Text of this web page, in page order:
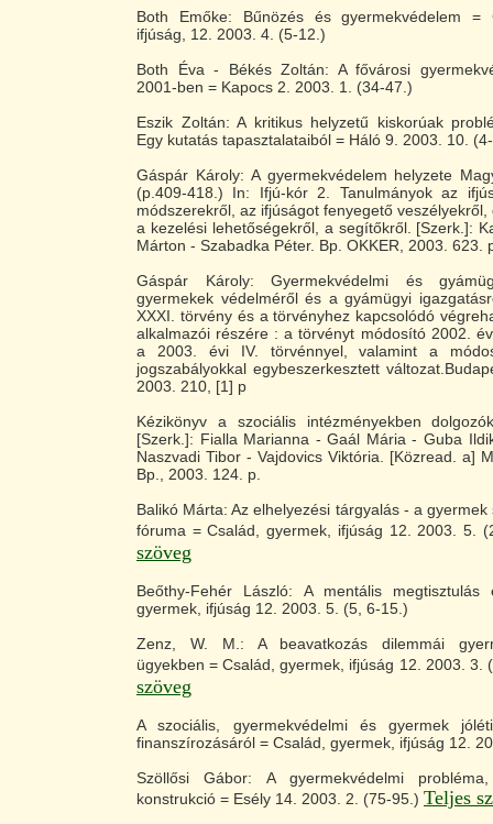
Both Emőke: Bűnözés és gyermekvédelem =
ifjúság, 12. 2003. 4. (5-12.)
Both Éva - Békés Zoltán: A fővárosi
2001-ben = Kapocs 2. 2003. 1. (34-47.)
Eszik Zoltán: A kritikus helyzetű kiskorúak
Egy kutatás tapasztalataiból = Háló 9. 2003. 10.
Gáspár Károly: A gyermekvédelem helyzete
(p.409-418.) In: Ifjú-kór 2. Tanulmányok az
módszerekről, az ifjúságot fenyegető
a kezelési lehetőségekről, a segítőkről. [Szerk.]:
Márton - Szabadka Péter. Bp. OKKER, 2003. 623.
Gáspár Károly: Gyermekvédelmi és
gyermekek védelméről és a gyámügyi
XXXI. törvény és a törvényhez kapcsolódó
alkalmazói részére : a törvényt módosító 2002.
a 2003. évi IV. törvénnyel, valamint a
jogszabályokkal egybeszerkesztett
2003. 210, [1] p
Kézikönyv a szociális intézményekben
[Szerk.]: Fialla Marianna - Gaál Mária - Guba
Naszvadi Tibor - Vajdovics Viktória. [Közread. a]
Bp., 2003. 124. p.
Balikó Márta: Az elhelyezési tárgyalás - a
fóruma = Család, gyermek, ifjúság 12. 2003. 5.
szöveg
Beőthy-Fehér László: A mentális
gyermek, ifjúság 12. 2003. 5. (5, 6-15.)
Zenz, W. M.: A beavatkozás dilemmái
ügyekben = Család, gyermek, ifjúság 12. 2003. 3.
szöveg
A szociális, gyermekvédelmi és gyermek
finanszírozásáról = Család, gyermek, ifjúság 12.
Szöllősi Gábor: A gyermekvédelmi
konstrukció = Esély 14. 2003. 2. (75-95.) Teljes